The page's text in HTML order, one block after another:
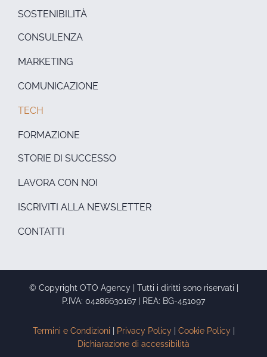
SOSTENIBILITÀ
CONSULENZA
MARKETING
COMUNICAZIONE
TECH
FORMAZIONE
STORIE DI SUCCESSO
LAVORA CON NOI
ISCRIVITI ALLA NEWSLETTER
CONTATTI
© Copyright OTO Agency | Tutti i diritti sono riservati |
P.IVA: 04286630167 | REA: BG-451097
Termini e Condizioni Privacy Policy| Cookie Policy|
Dichiarazione di accessibilità